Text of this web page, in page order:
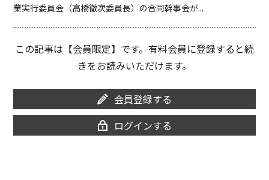
業実行委員会（高橋徹次委員長）の合同幹事会が...
この記事は【会員限定】です。有料会員に登録すると続
きをお読みいただけます。
会員登録する
ログインする